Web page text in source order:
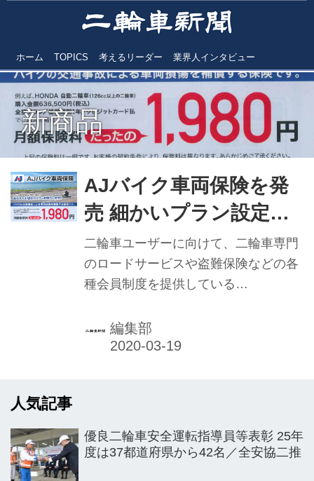
ホーム TOPICS 考えるリーダー 業界人インタビュー
新商品
AJバイク車両保険を発
売 細かいプラン設定が
可能／ZuttoRide
二輪車ユーザーに向けて、二輪車専門
のロードサービスや盗難保険などの各
種会員制度を提供している
ートバイ協同組合連合会（AJ）と提携
し、新たに車両保険を販売開始した。
編集部
人気記事
優良二輪車安全運転指導員等表彰 25年
度は37都道府県から42名／全安協二推